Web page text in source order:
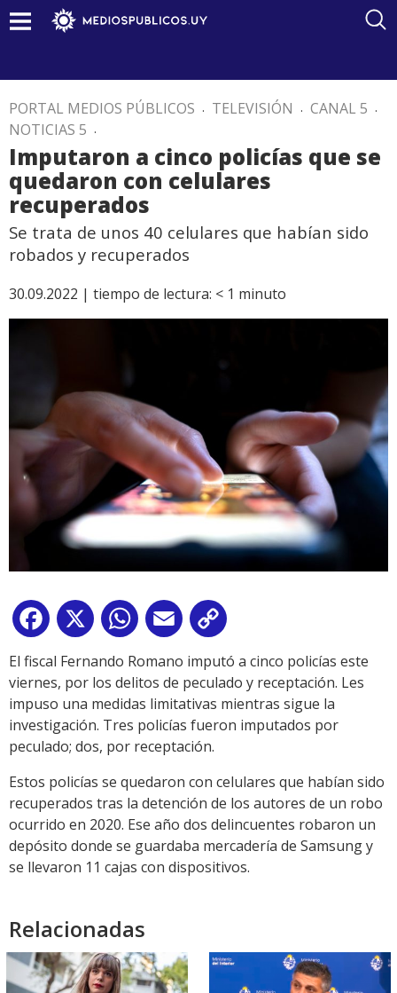
PORTAL MEDIOS PÚBLICOS . TELEVISIÓN . CANAL 5 .
NOTICIAS 5 .
Imputaron a cinco policías que se
quedaron con celulares
recuperados
Se trata de unos 40 celulares que habían sido
robados y recuperados
30.09.2022 | tiempo de lectura: < 1 minuto
Facebook
X WhatsApp
Email
Link
El fiscal Fernando Romano imputó a cinco policías este
viernes, por los delitos de peculado y receptación. Les
impuso una medidas limitativas mientras sigue la
investigación. Tres policías fueron imputados por
peculado; dos, por receptación.
Estos policías se quedaron con celulares que habían sido
recuperados tras la detención de los autores de un robo
ocurrido en 2020. Ese año dos delincuentes robaron un
depósito donde se guardaba mercadería de Samsung y
se llevaron 11 cajas con dispositivos.
Relacionadas